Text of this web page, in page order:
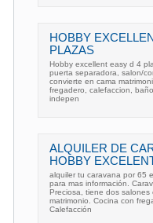
HOBBY
PLAZAS
Hobby excellent easy d 4
puerta separadora, salon/
convierte en cama
fregadero, calefaccion,
indepen
ALQUILER DE
HOBBY
alquiler tu caravana por 65
para mas información.
Preciosa, tiene dos
matrimonio. Cocina con
Calefacción